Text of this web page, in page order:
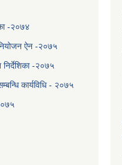
-२०७४
ऐन -२०७५
-२०७५
कार्यविधि - २०७५